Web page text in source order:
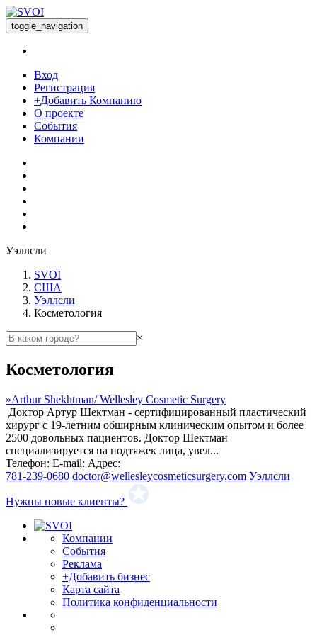
toggle_navigation
Вход
Регистрация
+Добавить Компанию
О проекте
События
Компании
Уэллсли
SVOI
США
Уэллсли
Косметология
×
Косметология
»Arthur Shekhtman/ Wellesley Cosmetic Surgery
Доктор Артур Шектман - сертифицированный пластический
хирург с 19-летним обширным клиническим опытом и более
2500 довольных пациентов. Доктор Шектман
специализируется на подтяжек лица, увел...
Телефон: E-mail: Адрес:
781-239-0680 doctor@wellesleycosmeticsurgery.com Уэллсли
Нужны новые клиенты?
Компании
События
Реклама
+Добавить бизнес
Карта сайта
Политика конфиденциальности